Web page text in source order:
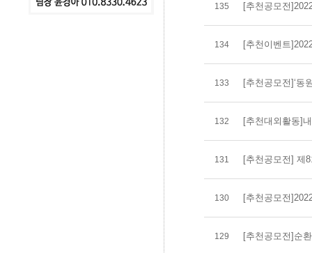
135 [추천공모전
134 [추천이벤트
133 [추천공모전]‘동
132 [추천대외활동]
131 [추천공모전] 제
130 [추천공모전
129 [추천공모전]순